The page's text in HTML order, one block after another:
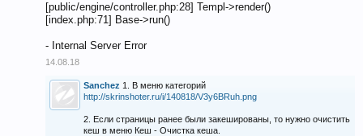
[public/engine/controller.php:28] Templ->render()
[index.php:71] Base->run()
- Internal Server Error
14.08.18
Sanchez 1. В меню категорий
http://skrinshoter.ru/i/140818/V3y6BRuh.png
2. Если страницы ранее были закешированы, то нужно очистить
кеш в меню Кеш - Очистка кеша.